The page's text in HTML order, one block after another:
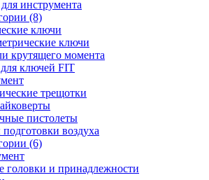
инструмента
(8)
ключи
ключи
крутящего момента
ключей FIT
трещотки
пистолеты
воздуха
(6)
головки и принадлежности